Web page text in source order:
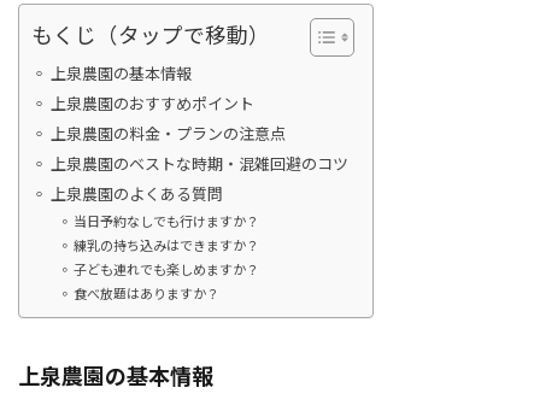
もくじ（タップで移動）
上泉農園の基本情報
上泉農園のおすすめポイント
上泉農園の料金・プランの注意点
上泉農園のベストな時期・混雑回避のコツ
上泉農園のよくある質問
当日予約なしでも行けますか？
練乳の持ち込みはできますか？
子ども連れでも楽しめますか？
食べ放題はありますか？
上泉農園の基本情報